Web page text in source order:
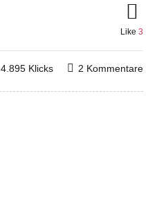
Like 3
2 Kommentare
4.895 Klicks